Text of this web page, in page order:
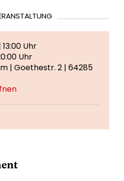
13:00 Uhr
Uhr
| Goethestr. 2 | 64285